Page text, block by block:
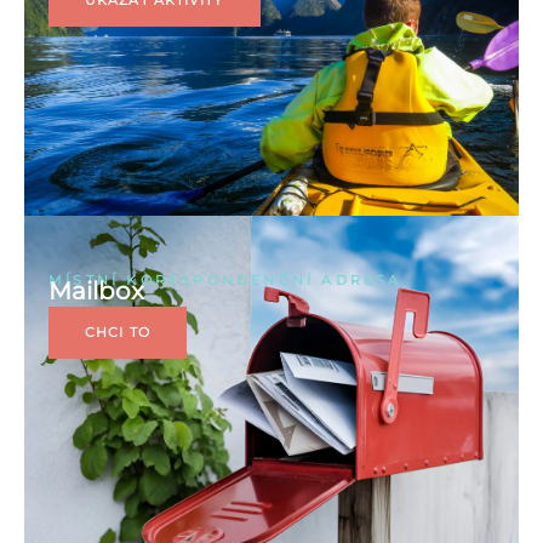
MÍSTNÍ KORESPONDENČNÍ ADRESA
Mailbox
CHCI TO